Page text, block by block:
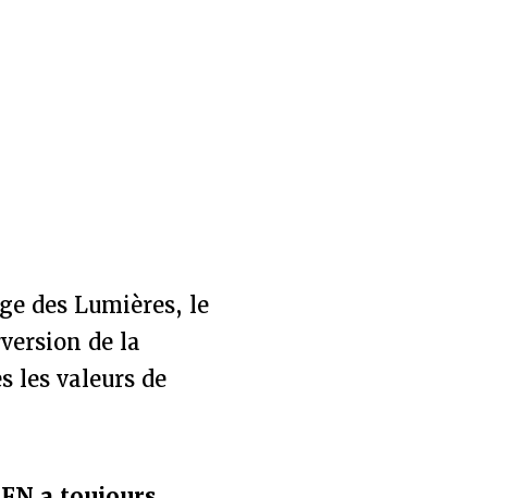
des Lumières, le
de la
les valeurs de